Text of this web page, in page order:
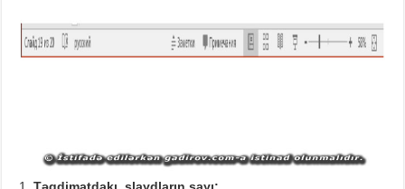
Təqdimatdakı slaydların sayı;